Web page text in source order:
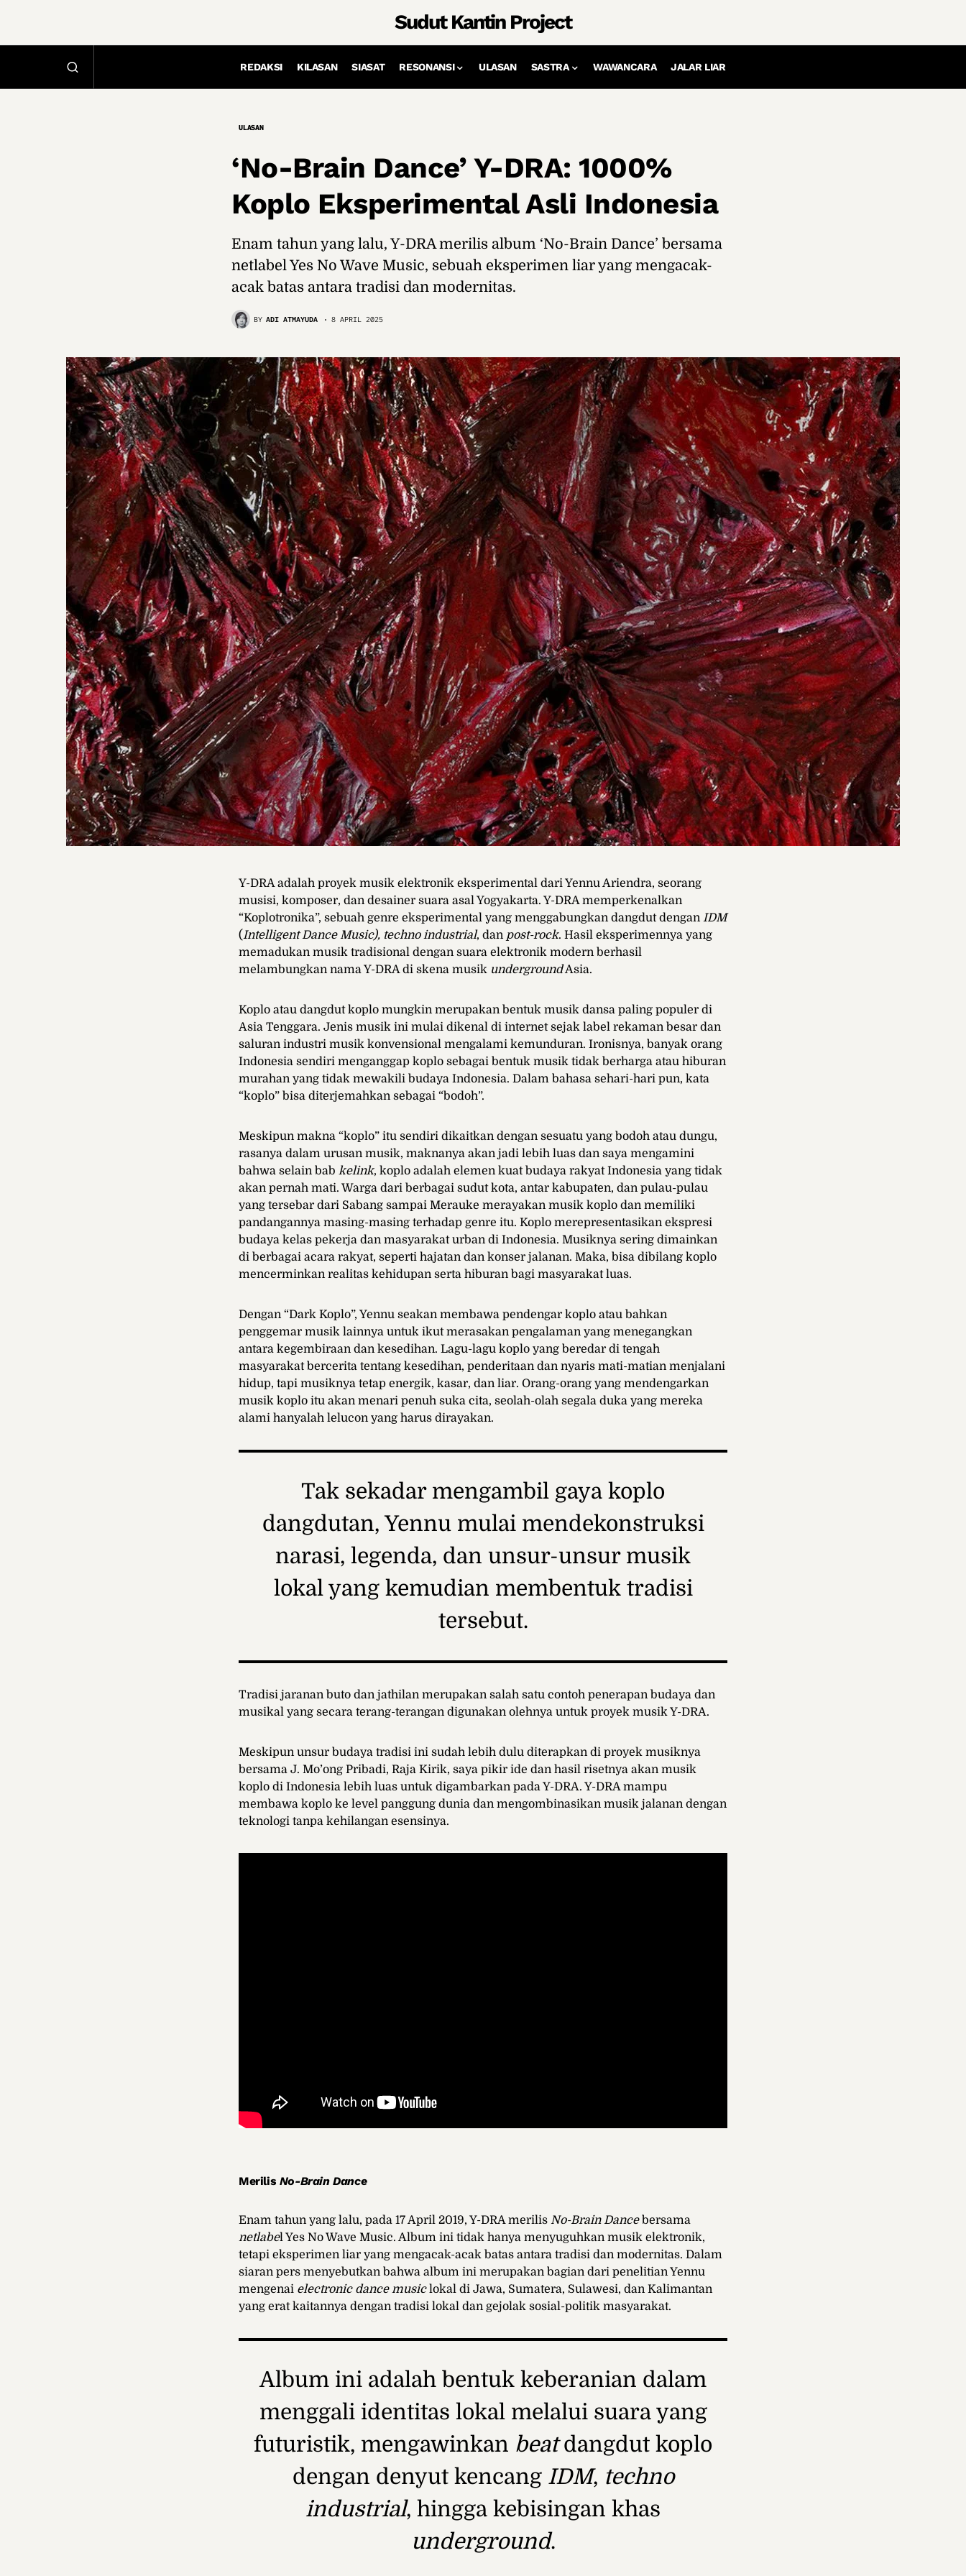
Sudut Kantin Project
REDAKSI KILASAN SIASAT RESONANSI ULASAN SASTRA WAWANCARA JALAR LIAR
ULASAN
‘No-Brain Dance’ Y-DRA: 1000%
Koplo Eksperimental Asli Indonesia
Enam tahun yang lalu, Y-DRA merilis album ‘No-Brain Dance’ bersama
netlabel Yes No Wave Music, sebuah eksperimen liar yang mengacak-
acak batas antara tradisi dan modernitas.
BY ADI ATMAYUDA 8 APRIL 2025
Y-DRA adalah proyek musik elektronik eksperimental dari Yennu Ariendra, seorang
musisi, komposer, dan desainer suara asal Yogyakarta. Y-DRA memperkenalkan
“Koplotronika”, sebuah genre eksperimental yang menggabungkan dangdut dengan IDM
(Intelligent Dance Music), techno industrial, dan post-rock. Hasil eksperimennya yang
memadukan musik tradisional dengan suara elektronik modern berhasil
melambungkan nama Y-DRA di skena musik undergroundAsia.
Koplo atau dangdut koplo mungkin merupakan bentuk musik dansa paling populer di
Asia Tenggara. Jenis musik ini mulai dikenal di internet sejak label rekaman besar dan
saluran industri musik konvensional mengalami kemunduran. Ironisnya, banyak orang
Indonesia sendiri menganggap koplo sebagai bentuk musik tidak berharga atau hiburan
murahan yang tidak mewakili budaya Indonesia. Dalam bahasa sehari-hari pun, kata
“koplo” bisa diterjemahkan sebagai “bodoh”.
Meskipun makna “koplo” itu sendiri dikaitkan dengan sesuatu yang bodoh atau dungu,
rasanya dalam urusan musik, maknanya akan jadi lebih luas dan saya mengamini
bahwa selain bab kelink, koplo adalah elemen kuat budaya rakyat Indonesia yang tidak
akan pernah mati. Warga dari berbagai sudut kota, antar kabupaten, dan pulau-pulau
yang tersebar dari Sabang sampai Merauke merayakan musik koplo dan memiliki
pandangannya masing-masing terhadap genre itu. Koplo merepresentasikan ekspresi
budaya kelas pekerja dan masyarakat urban di Indonesia. Musiknya sering dimainkan
di berbagai acara rakyat, seperti hajatan dan konser jalanan. Maka, bisa dibilang koplo
mencerminkan realitas kehidupan serta hiburan bagi masyarakat luas.
Dengan “Dark Koplo”, Yennu seakan membawa pendengar koplo atau bahkan
penggemar musik lainnya untuk ikut merasakan pengalaman yang menegangkan
antara kegembiraan dan kesedihan. Lagu-lagu koplo yang beredar di tengah
masyarakat bercerita tentang kesedihan, penderitaan dan nyaris mati-matian menjalani
hidup, tapi musiknya tetap energik, kasar, dan liar. Orang-orang yang mendengarkan
musik koplo itu akan menari penuh suka cita, seolah-olah segala duka yang mereka
alami hanyalah lelucon yang harus dirayakan.
Tak sekadar mengambil gaya koplo
dangdutan, Yennu mulai mendekonstruksi
narasi, legenda, dan unsur-unsur musik
lokal yang kemudian membentuk tradisi
tersebut.
Tradisi jaranan buto dan jathilan merupakan salah satu contoh penerapan budaya dan
musikal yang secara terang-terangan digunakan olehnya untuk proyek musik Y-DRA.
Meskipun unsur budaya tradisi ini sudah lebih dulu diterapkan di proyek musiknya
bersama J. Mo’ong Pribadi, Raja Kirik, saya pikir ide dan hasil risetnya akan musik
koplo di Indonesia lebih luas untuk digambarkan pada Y-DRA. Y-DRA mampu
membawa koplo ke level panggung dunia dan mengombinasikan musik jalanan dengan
teknologi tanpa kehilangan esensinya.
Merilis No-Brain Dance
Enam tahun yang lalu, pada 17 April 2019, Y-DRA merilis No-Brain Dancebersama
netlabel Yes No Wave Music. Album ini tidak hanya menyuguhkan musik elektronik,
tetapi eksperimen liar yang mengacak-acak batas antara tradisi dan modernitas. Dalam
siaran pers menyebutkan bahwa album ini merupakan bagian dari penelitian Yennu
mengenai electronic dance musiclokal di Jawa, Sumatera, Sulawesi, dan Kalimantan
yang erat kaitannya dengan tradisi lokal dan gejolak sosial-politik masyarakat.
Album ini adalah bentuk keberanian dalam
menggali identitas lokal melalui suara yang
futuristik, mengawinkan beatdangdut koplo
dengan denyut kencang IDM, techno
industrial, hingga kebisingan khas
underground.